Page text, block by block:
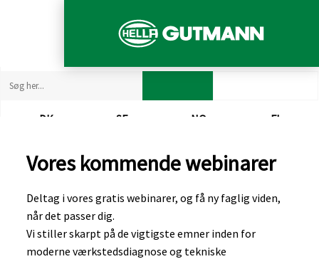
DK​ SE​ NO​ FI​
Vores kommende webinarer
​Deltag i vores gratis webinarer, og få ny faglig viden,
når det passer dig.
Vi stiller skarpt på de vigtigste emner inden for
moderne værkstedsdiagnose og tekniske